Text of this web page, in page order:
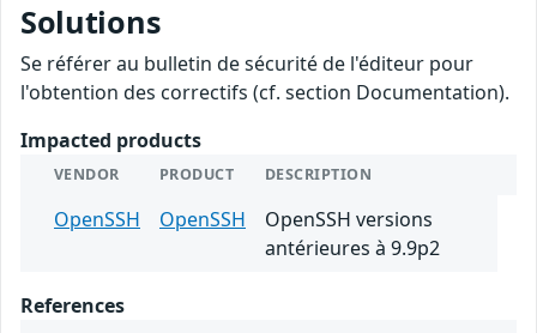
Solutions
Se référer au bulletin de sécurité de l'éditeur pour
l'obtention des correctifs (cf. section Documentation).
Impacted products
VENDOR PRODUCT DESCRIPTION
OpenSSH OpenSSH
OpenSSH versions
antérieures à 9.9p2
References